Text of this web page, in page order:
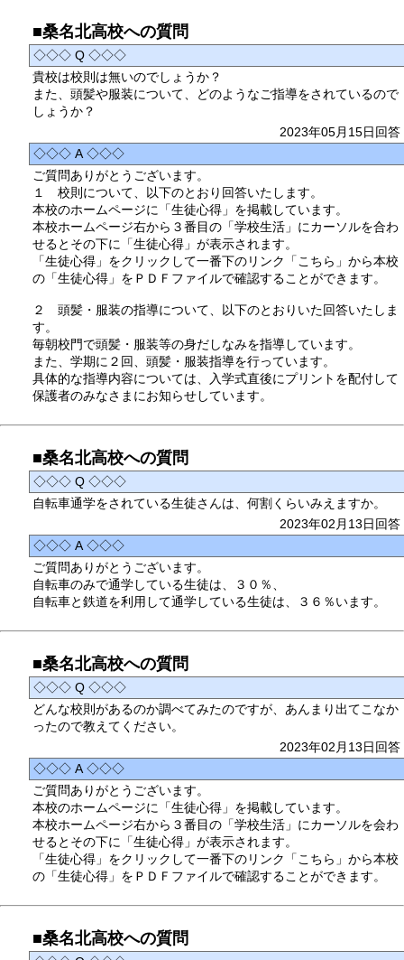
■桑名北高校への質問
◇◇◇ Q ◇◇◇
貴校は校則は無いのでしょうか？
また、頭髪や服装について、どのようなご指導をされているので
しょうか？
2023年05月15日回答
◇◇◇ A ◇◇◇
ご質問ありがとうございます。
１ 校則について、以下のとおり回答いたします。
本校のホームページに「生徒心得」を掲載しています。
本校ホームページ右から３番目の「学校生活」にカーソルを合わ
せるとその下に「生徒心得」が表示されます。
「生徒心得」をクリックして一番下のリンク「こちら」から本校
の「生徒心得」をＰＤＦファイルで確認することができます。
２ 頭髪・服装の指導について、以下のとおりいた回答いたしま
す。
毎朝校門で頭髪・服装等の身だしなみを指導しています。
また、学期に２回、頭髪・服装指導を行っています。
具体的な指導内容については、入学式直後にプリントを配付して
保護者のみなさまにお知らせしています。
■桑名北高校への質問
◇◇◇ Q ◇◇◇
自転車通学をされている生徒さんは、何割くらいみえますか。
2023年02月13日回答
◇◇◇ A ◇◇◇
ご質問ありがとうございます。
自転車のみで通学している生徒は、３０％、
自転車と鉄道を利用して通学している生徒は、３６％います。
■桑名北高校への質問
◇◇◇ Q ◇◇◇
どんな校則があるのか調べてみたのですが、あんまり出てこなか
ったので教えてください。
2023年02月13日回答
◇◇◇ A ◇◇◇
ご質問ありがとうございます。
本校のホームページに「生徒心得」を掲載しています。
本校ホームページ右から３番目の「学校生活」にカーソルを会わ
せるとその下に「生徒心得」が表示されます。
「生徒心得」をクリックして一番下のリンク「こちら」から本校
の「生徒心得」をＰＤＦファイルで確認することができます。
■桑名北高校への質問